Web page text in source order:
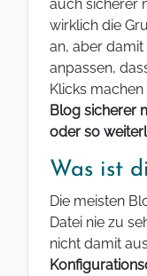
auch sicherer
wirklich die
an, aber
anpassen,
Klicks
Blog sicherer
oder so
Was ist
Die meisten
Datei nie zu
nicht damit